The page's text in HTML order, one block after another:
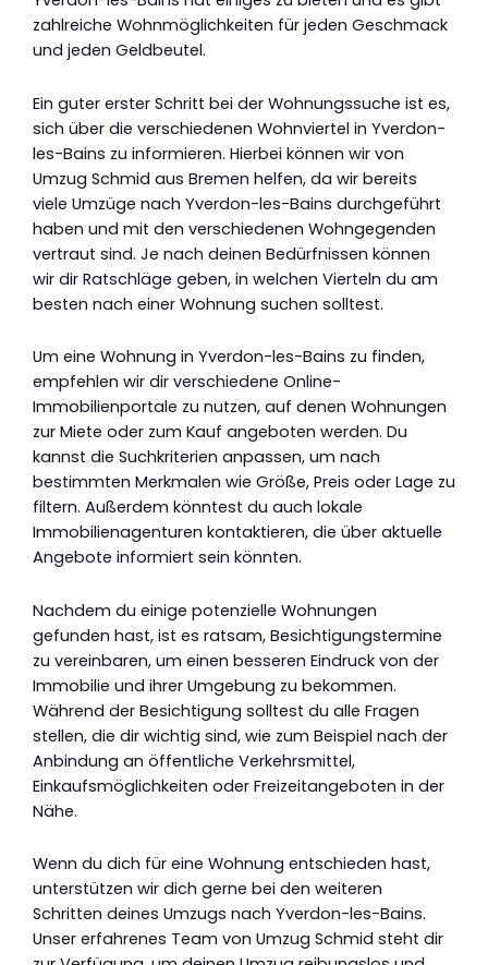
zahlreiche Wohnmöglichkeiten für jeden Geschmack
und jeden Geldbeutel.
Ein guter erster Schritt bei der Wohnungssuche ist es,
sich über die verschiedenen Wohnviertel in Yverdon-
les-Bains zu informieren. Hierbei können wir von
Umzug Schmid aus Bremen helfen, da wir bereits
viele Umzüge nach Yverdon-les-Bains durchgeführt
haben und mit den verschiedenen Wohngegenden
vertraut sind. Je nach deinen Bedürfnissen können
wir dir Ratschläge geben, in welchen Vierteln du am
besten nach einer Wohnung suchen solltest.
Um eine Wohnung in Yverdon-les-Bains zu finden,
empfehlen wir dir verschiedene Online-
Immobilienportale zu nutzen, auf denen Wohnungen
zur Miete oder zum Kauf angeboten werden. Du
kannst die Suchkriterien anpassen, um nach
bestimmten Merkmalen wie Größe, Preis oder Lage zu
filtern. Außerdem könntest du auch lokale
Immobilienagenturen kontaktieren, die über aktuelle
Angebote informiert sein könnten.
Nachdem du einige potenzielle Wohnungen
gefunden hast, ist es ratsam, Besichtigungstermine
zu vereinbaren, um einen besseren Eindruck von der
Immobilie und ihrer Umgebung zu bekommen.
Während der Besichtigung solltest du alle Fragen
stellen, die dir wichtig sind, wie zum Beispiel nach der
Anbindung an öffentliche Verkehrsmittel,
Einkaufsmöglichkeiten oder Freizeitangeboten in der
Nähe.
Wenn du dich für eine Wohnung entschieden hast,
unterstützen wir dich gerne bei den weiteren
Schritten deines Umzugs nach Yverdon-les-Bains.
Unser erfahrenes Team von Umzug Schmid steht dir